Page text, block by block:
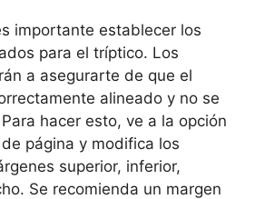
importante establecer los
para el tríptico. Los
a asegurarte de que el
alineado y no se
hacer esto, ve a la opción
página y modifica los
superior, inferior,
Se recomienda un margen